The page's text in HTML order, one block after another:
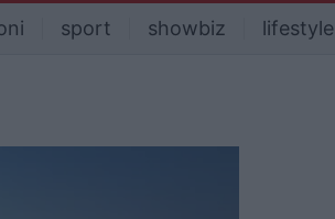
sport showbiz lifestyle